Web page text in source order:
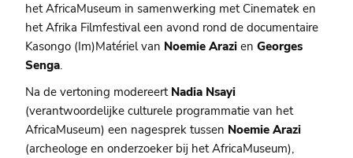
het AfricaMuseum in samenwerking met Cinematek en
het Afrika Filmfestival een avond rond de documentaire
Kasongo (Im)Matériel van Noemie Arazi en Georges
Senga.
Na de vertoning modereert Nadia Nsayi
(verantwoordelijke culturele programmatie van het
AfricaMuseum) een nagesprek tussen Noemie Arazi
(archeologe en onderzoeker bij het AfricaMuseum),